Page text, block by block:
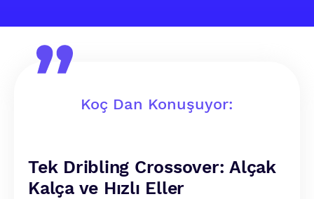
Koç Dan Konuşuyor:
Tek Dribling Crossover: Alçak
Kalça ve Hızlı Eller